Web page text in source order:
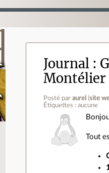
Journal
Montélier
Posté paraurel (site
Étiquettes : aucune
Tout